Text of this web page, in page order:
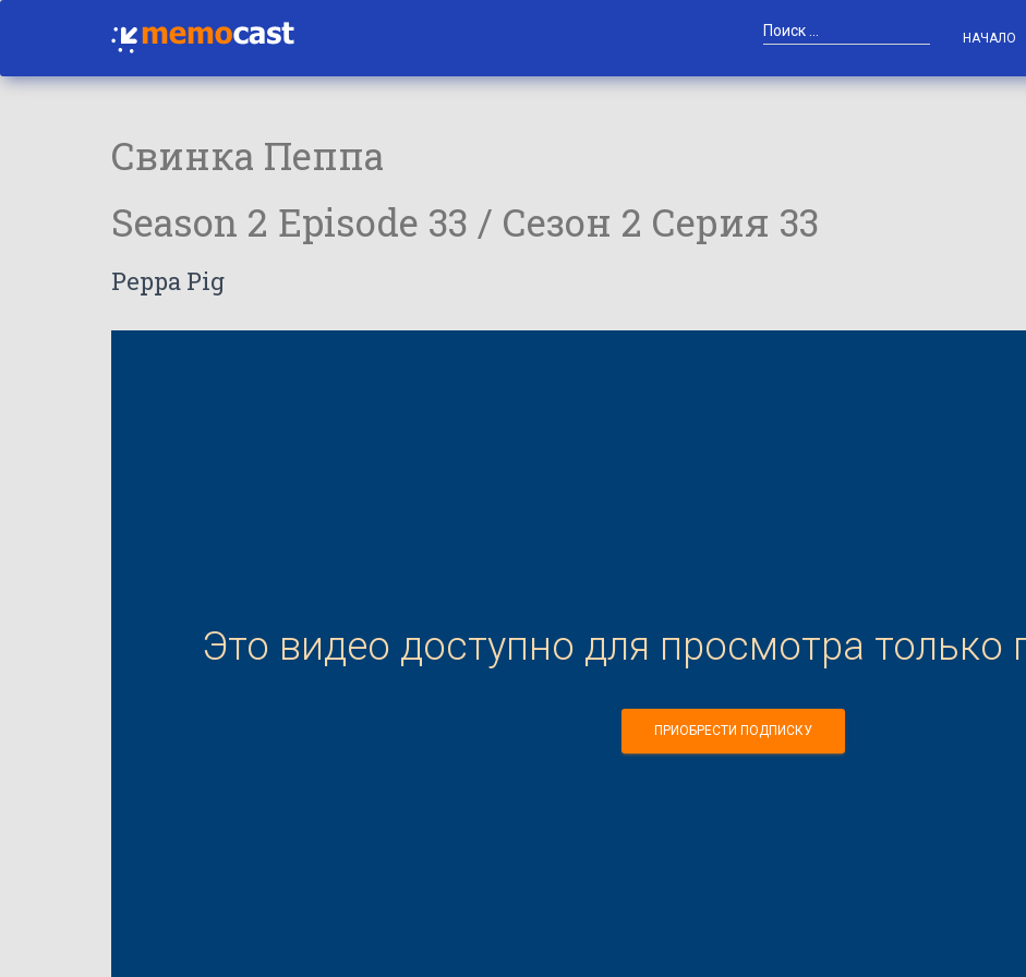
НАЧАЛО
Свинка Пеппа
Season 2 Episode 33 / Сезон 2 Серия 33
Peppa Pig
Это видео доступно для просмотра только
ПРИОБРЕСТИ ПОДПИСКУ